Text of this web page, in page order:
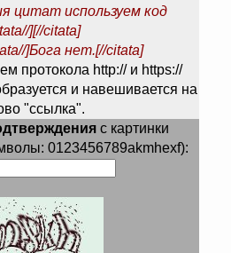
цитат используем код
][//citata]
]Бога нет.[//citata]
протокола http:// и https://
и навешивается на
"ссылка".
с картинки
0123456789akmhexf):